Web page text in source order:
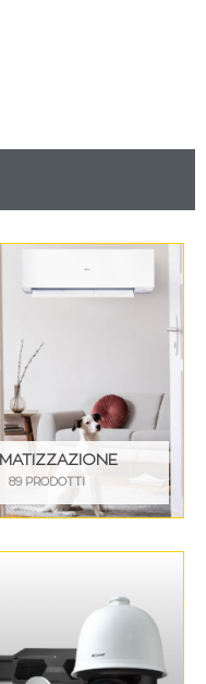
89 PRODOTTI